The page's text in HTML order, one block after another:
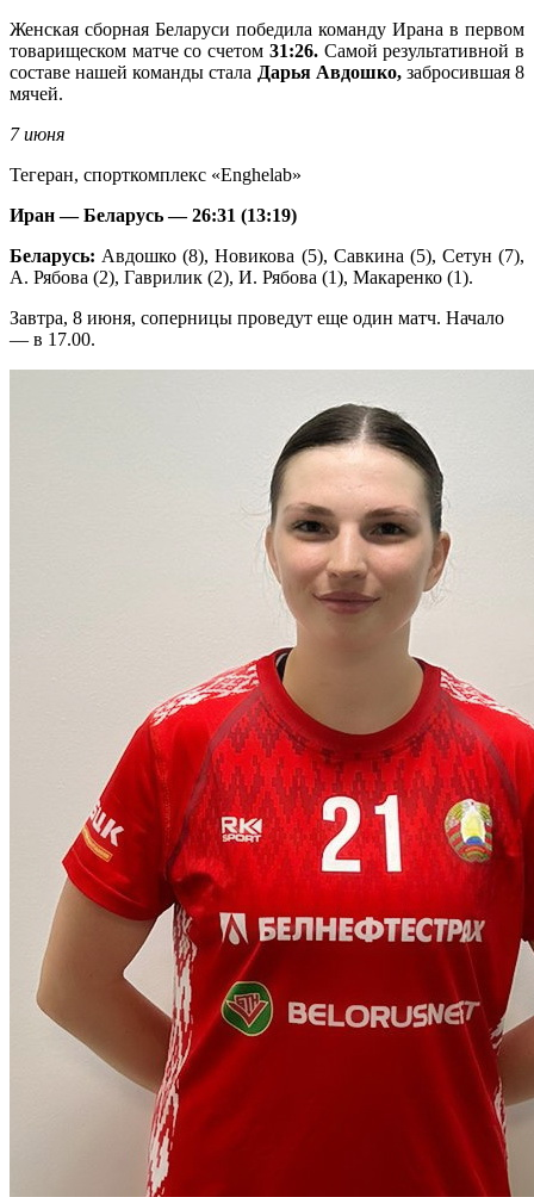
Женская сборная Беларуси победила команду Ирана в первом
товарищеском матче со счетом 31:26.Самой результативной в
составе нашей команды стала Дарья Авдошко,забросившая 8
мячей.
7 июня
Тегеран, спорткомплекс «Enghelab»
Иран — Беларусь — 26:31 (13:19)
Беларусь: Авдошко (8), Новикова (5), Савкина (5), Сетун (7),
А. Рябова (2), Гаврилик (2), И. Рябова (1), Макаренко (1).
Завтра, 8 июня, соперницы проведут еще один матч. Начало
— в 17.00.